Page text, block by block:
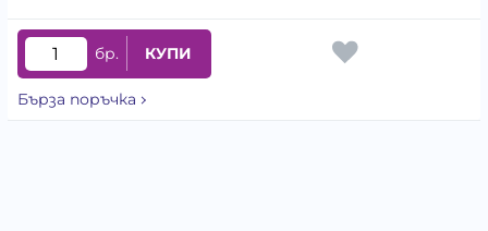
бр. КУПИ
Бърза поръчка